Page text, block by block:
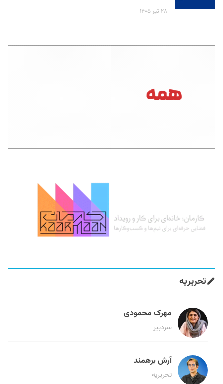
۲۸ تیر ۱۴۰۵
تحریریه
مهرک محمودی
سردبیر
آرش برهمند
تحریریه